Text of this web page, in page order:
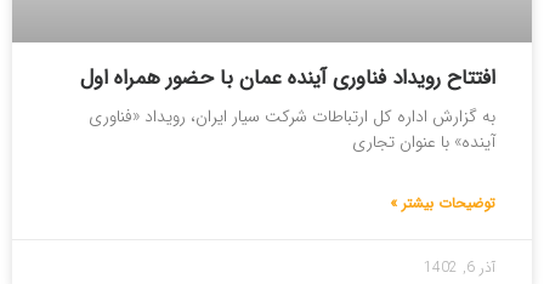
افتتاح رویداد فناوری آینده عمان با حضور همراه اول
به گزارش اداره کل ارتباطات شرکت سیار ایران، رویداد «فناوری
آینده» با عنوان تجاری
توضیحات بیشتر »
آذر 6, 1402